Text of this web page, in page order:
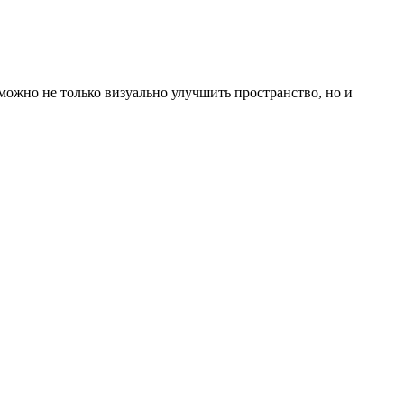
не только визуально улучшить пространство, но и